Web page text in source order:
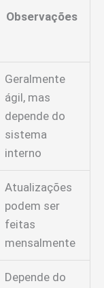
Observações
Geralmente
ágil, mas
depende do
sistema
interno
Atualizações
podem ser
feitas
mensalmente
Depende do